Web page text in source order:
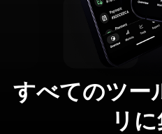
すべてのツー
リ